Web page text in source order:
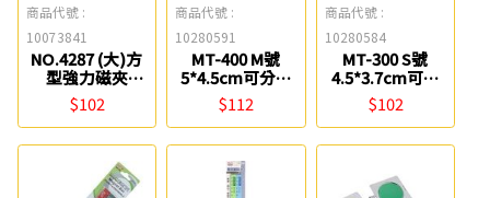
商品代號 :
10073841
NO.4287 (大)方
型強力磁夾
(45*50mm) SDI
$102
商品代號 :
10280591
MT-400 M號
5*4.5cm可分類
式強力磁夾 COX
$112
商品代號 :
10280584
MT-300 S號
4.5*3.7cm可分
類式強力磁夾
COX
$102